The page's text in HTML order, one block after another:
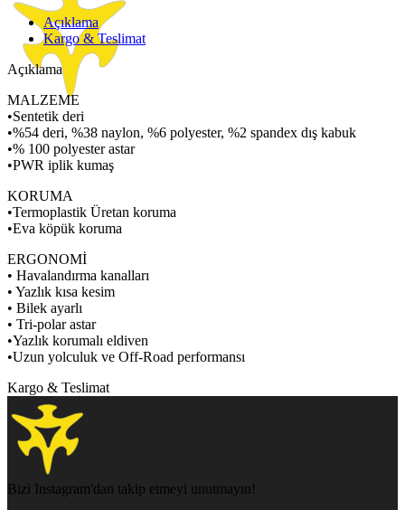
Açıklama
Kargo & Teslimat
Açıklama
MALZEME
•Sentetik deri
•%54 deri, %38 naylon, %6 polyester, %2 spandex dış kabuk
•% 100 polyester astar
•PWR iplik kumaş
KORUMA
•Termoplastik Üretan koruma
•Eva köpük koruma
ERGONOMİ
• Havalandırma kanalları
• Yazlık kısa kesim
• Bilek ayarlı
• Tri-polar astar
•Yazlık korumalı eldiven
•Uzun yolculuk ve Off-Road performansı
Kargo & Teslimat
Bizi Instagram'dan takip etmeyi unutmayın!